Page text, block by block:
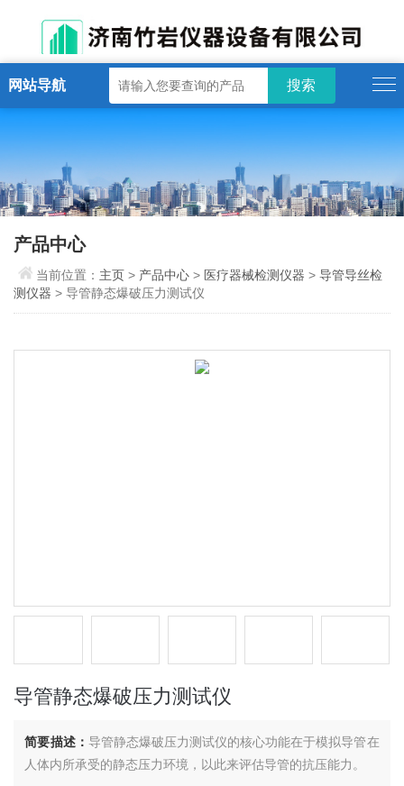
网站导航
产品中心
当前位置： 主页> 产品中心 > 医疗器械检测仪器 >导管导丝检
测仪器 > 导管静态爆破压力测试仪
导管静态爆破压力测试仪
简要描述： 导管静态爆破压力测试仪的核心功能在于模拟导管在
人体内所承受的静态压力环境，以此来评估导管的抗压能力。